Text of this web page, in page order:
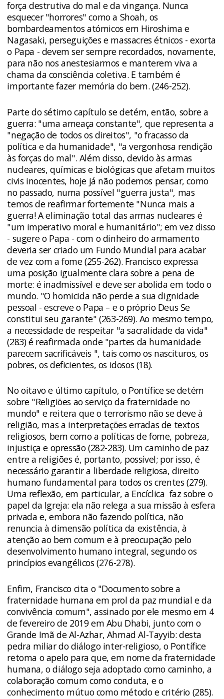
força destrutiva do mal e da vingança. Nunca
esquecer "horrores" como a Shoah, os
bombardeamentos atómicos em Hiroshima e
Nagasaki, perseguições e massacres étnicos - exorta
o Papa - devem ser sempre recordados, novamente,
para não nos anestesiarmos e manterem viva a
chama da consciência coletiva. E também é
importante fazer memória do bem. (246-252).
Parte do sétimo capítulo se detém, então, sobre a
guerra: "uma ameaça constante", que representa a
"negação de todos os direitos", "o fracasso da
política e da humanidade", "a vergonhosa rendição
às forças do mal". Além disso, devido às armas
nucleares, químicas e biológicas que afetam muitos
civis inocentes, hoje já não podemos pensar, como
no passado, numa possível "guerra justa", mas
temos de reafirmar fortemente "Nunca mais a
guerra! A eliminação total das armas nucleares é
"um imperativo moral e humanitário"; em vez disso
- sugere o Papa - com o dinheiro do armamento
deveria ser criado um Fundo Mundial para acabar
de vez com a fome (255-262). Francisco expressa
uma posição igualmente clara sobre a pena de
morte: é inadmissível e deve ser abolida em todo o
mundo. "O homicida não perde a sua dignidade
pessoal - escreve o Papa – e o próprio Deus Se
constitui seu garante" (263-269). Ao mesmo tempo,
a necessidade de respeitar "a sacralidade da vida"
(283) é reafirmada onde "partes da humanidade
parecem sacrificáveis ", tais como os nascituros, os
pobres, os deficientes, os idosos (18).
No oitavo e último capítulo, o Pontífice se detém
sobre "Religiões ao serviço da fraternidade no
mundo" e reitera que o terrorismo não se deve à
religião, mas a interpretações erradas de textos
religiosos, bem como a políticas de fome, pobreza,
injustiça e opressão (282-283). Um caminho de paz
entre a religiões é, portanto, possível; por isso, é
necessário garantir a liberdade religiosa, direito
humano fundamental para todos os crentes (279).
Uma reflexão, em particular, a Encíclica faz sobre o
papel da Igreja: ela não relega a sua missão à esfera
privada e, embora não fazendo política, não
renuncia à dimensão política da existência, à
atenção ao bem comum e à preocupação pelo
desenvolvimento humano integral, segundo os
princípios evangélicos (276-278).
Enfim, Francisco cita o "Documento sobre a
fraternidade humana em prol da paz mundial e da
convivência comum", assinado por ele mesmo em 4
de fevereiro de 2019 em Abu Dhabi, junto com o
Grande Imã de Al-Azhar, Ahmad Al-Tayyib: desta
pedra miliar do diálogo inter-religioso, o Pontífice
retoma o apelo para que, em nome da fraternidade
humana, o diálogo seja adoptado como caminho, a
colaboração comum como conduta, e o
conhecimento mútuo como método e critério (285).